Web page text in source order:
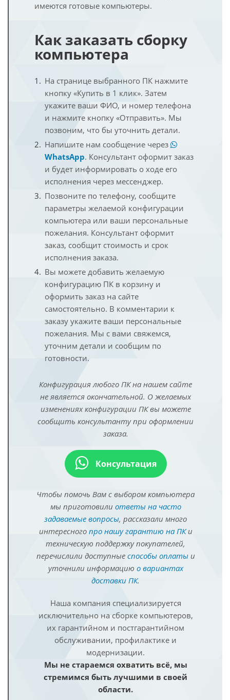
имеются готовые компьютеры.
Как заказать сборку
компьютера
На странице выбранного ПК нажмите
кнопку «Купить в 1 клик». Затем
укажите ваши ФИО, и номер телефона
и нажмите кнопку «Отправить». Мы
позвоним, что бы уточнить детали.
Напишите нам сообщение через
WhatsApp. Консультант оформит заказ
и будет информировать о ходе его
исполнения через мессенджер.
Позвоните по телефону, сообщите
параметры желаемой конфигурации
компьютера или ваши персональные
пожелания. Консультант оформит
заказ, сообщит стоимость и срок
исполнения заказа.
Вы можете добавить желаемую
конфигурацию ПК в корзину и
оформить заказ на сайте
самостоятельно. В комментарии к
заказу укажите ваши персональные
пожелания. Мы с вами свяжемся,
уточним детали и сообщим по
готовности.
Конфигурация любого ПК на нашем сайте
не является окончательной. О желаемых
изменениях конфигурации ПК вы можете
сообщить консультанту при оформлении
заказа.
Консультация
Чтобы помочь Вам с выбором компьютера
мы приготовили ответы на часто
задаваемые вопросы, рассказали много
интересного про нашу гарантию на ПКи
техническую поддержку покупателей,
перечислили доступные способы оплатыи
уточнили информацию о вариантах
доставки ПК.
Наша компания специализируется
исключительно на сборке компьютеров,
их гарантийном и постгарантийном
обслуживании, профилактике и
модернизации.
Мы не стараемся охватить всё, мы
стремимся быть лучшими в своей
области.